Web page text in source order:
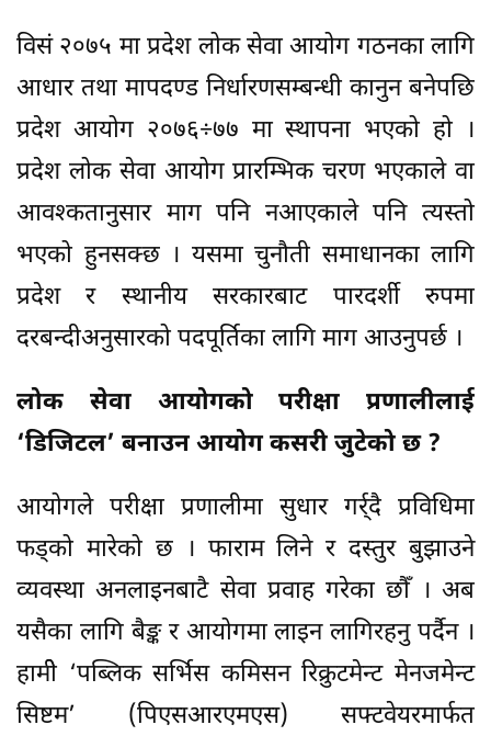
विसं २०७५ मा प्रदेश लोक सेवा आयोग गठनका लागि
आधार तथा मापदण्ड निर्धारणसम्बन्धी कानुन बनेपछि
प्रदेश आयोग २०७६÷७७ मा स्थापना भएको हो ।
प्रदेश लोक सेवा आयोग प्रारम्भिक चरण भएकाले वा
आवश्कतानुसार माग पनि नआएकाले पनि त्यस्तो
भएको हुनसक्छ । यसमा चुनौती समाधानका लागि
प्रदेश र स्थानीय सरकारबाट पारदर्शी रुपमा
दरबन्दीअनुसारको पदपूर्तिका लागि माग आउनुपर्छ ।
लोक सेवा आयोगको परीक्षा प्रणालीलाई
‘डिजिटल’ बनाउन आयोग कसरी जुटेको छ ?
आयोगले परीक्षा प्रणालीमा सुधार गर्र्दै प्रविधिमा
फड्को मारेको छ । फाराम लिने र दस्तुर बुझाउने
व्यवस्था अनलाइनबाटै सेवा प्रवाह गरेका छौँ । अब
यसैका लागि बैङ्क र आयोगमा लाइन लागिरहनु पर्दैन ।
हामीे ‘पब्लिक सर्भिस कमिसन रिक्रुटमेन्ट मेनजमेन्ट
सिष्टम’ (पिएसआरएमएस) सफ्टवेयरमार्फत